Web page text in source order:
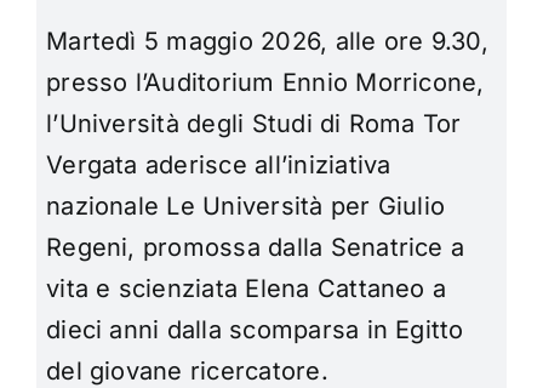
Martedì 5 maggio 2026, alle ore 9.30,
presso l’Auditorium Ennio Morricone,
l’Università degli Studi di Roma Tor
Vergata aderisce all’iniziativa
nazionale Le Università per Giulio
Regeni, promossa dalla Senatrice a
vita e scienziata Elena Cattaneo a
dieci anni dalla scomparsa in Egitto
del giovane ricercatore.